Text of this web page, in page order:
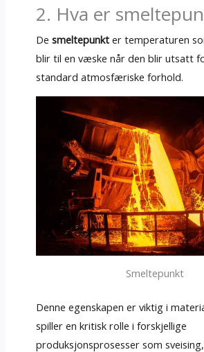
2. Hva er
De smeltepunkter temperaturen
blir til en væske når den blir utsatt
standard atmosfæriske forhold.
Smeltepunkt
Denne egenskapen er viktig i
spiller en kritisk rolle i forskjellige
produksjonsprosesser som